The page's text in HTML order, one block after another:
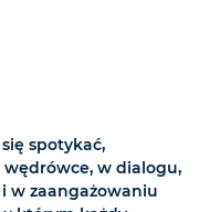
spotykać,
w dialogu,
w zaangażowaniu